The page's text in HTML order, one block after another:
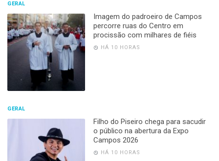
GERAL
Imagem do padroeiro de Campos
percorre ruas do Centro em
procissão com milhares de fiéis
HÁ 10 HORAS
GERAL
Filho do Piseiro chega para sacudir
o público na abertura da Expo
Campos 2026
HÁ 10 HORAS